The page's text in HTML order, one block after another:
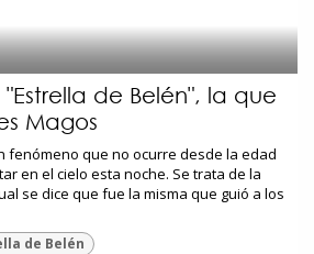
de Belén", la que
Magos
fenómeno que no ocurre desde la edad
en el cielo esta noche. Se trata de la
se dice que fue la misma que guió a los
de Belén